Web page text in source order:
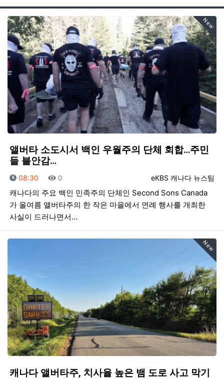
게
New
앨버타 소도시서 백인 우월주의 단체 회합…주민
들 불안감…
등록자
eKBS 캐나다 뉴스팀
등록일
08:30 조회
0
캐나다의 주요 백인 민족주의 단체인 Second Sons Canada
가 올여름 앨버타주의 한 작은 마을에서 연례 행사를 개최한
사실이 드러나면서…
New
캐나다 앨버타주, 치사율 높은 뱀 도로 사고 막기